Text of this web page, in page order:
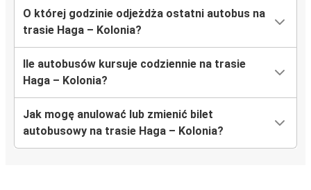
O której godzinie odjeżdża ostatni autobus na
trasie Haga – Kolonia?
Ile autobusów kursuje codziennie na trasie
Haga – Kolonia?
Jak mogę anulować lub zmienić bilet
autobusowy na trasie Haga – Kolonia?